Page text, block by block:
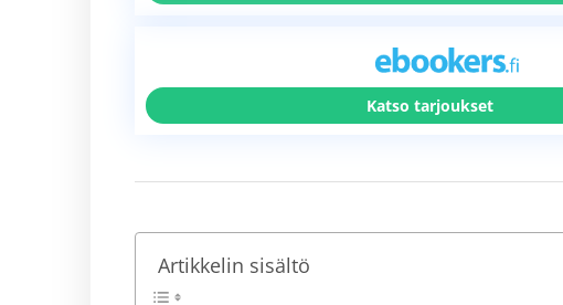
Katso tarjoukset
Artikkelin sisältö